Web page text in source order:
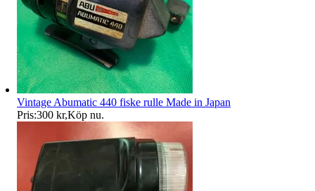
Vintage Abumatic 440 fiske rulle Made in Japan
Pris:300 kr,Köp nu.